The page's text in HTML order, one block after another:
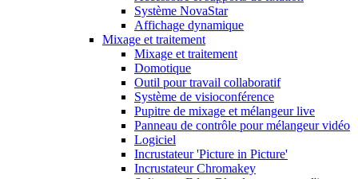
Système NovaStar
Affichage dynamique
Mixage et traitement
Mixage et traitement
Domotique
Outil pour travail collaboratif
Système de visioconférence
Pupitre de mixage et mélangeur live
Panneau de contrôle pour mélangeur vidéo
Logiciel
Incrustateur 'Picture in Picture'
Incrustateur Chromakey